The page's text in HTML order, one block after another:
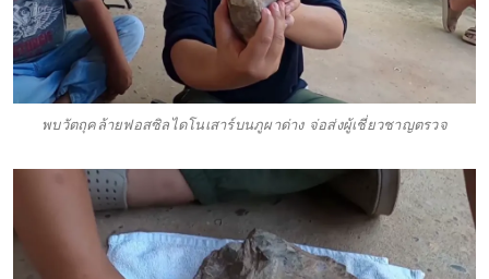
พบวัตถุคล้ายฟอสซิลไดโนเสาร์บนภูผาด่าง จ่อส่งผู้เชี่ยวชาญตรวจ